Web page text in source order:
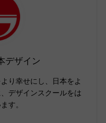
デザイン
り幸せにし、日本をよ
デザインスクールをは
す。